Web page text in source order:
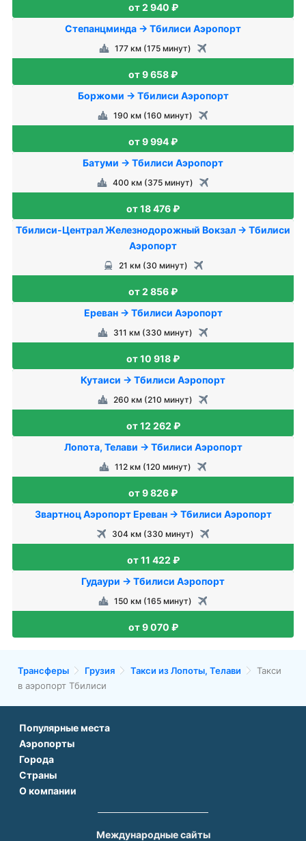
от 2 940 ₽
Степанцминда → Тбилиси Аэропорт
177 км (175 минут)
от 9 658 ₽
Боржоми → Тбилиси Аэропорт
190 км (160 минут)
от 9 994 ₽
Батуми → Тбилиси Аэропорт
400 км (375 минут)
от 18 476 ₽
Тбилиси-Централ Железнодорожный Вокзал → Тбилиси
Аэропорт
21 км (30 минут)
от 2 856 ₽
Ереван → Тбилиси Аэропорт
311 км (330 минут)
от 10 918 ₽
Кутаиси → Тбилиси Аэропорт
260 км (210 минут)
от 12 262 ₽
Лопота, Телави → Тбилиси Аэропорт
112 км (120 минут)
от 9 826 ₽
Звартноц Аэропорт Ереван → Тбилиси Аэропорт
304 км (330 минут)
от 11 422 ₽
Гудаури → Тбилиси Аэропорт
150 км (165 минут)
от 9 070 ₽
Трансферы Грузия Такси из Лопоты, Телави
Такси
в аэропорт Тбилиси
Популярные места
Аэропорт Подгорицы
Аэропорт Белграда
Аэропорт Дубая
Аэропорты
Аэропорт Антальи
Аэропорт Тбилиси
Аэропорт Барселоны
Города
Трансфер в Париже
Трансфер в Дубае
Трансфер в Риме
Трансфер в Белеке
Страны
Трансфер во Франции
Трансфер в Турции
Трансфер в Грузии
О компании
Международные сайты